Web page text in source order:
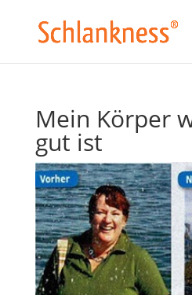
Mein Körper
gut ist